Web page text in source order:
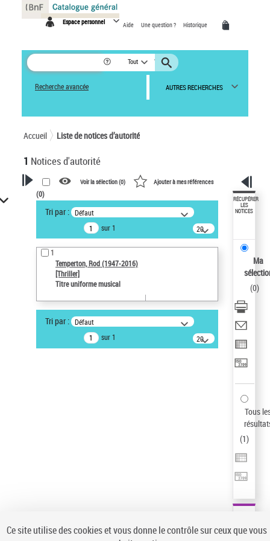
Espace personnel Aide Une question ? Historique
Tout
Recherche avancée AUTRES RECHERCHES
Accueil Liste de notices d’autorité
1 Notices d'autorité
VOTRE RECHERCHE
Recherche avancée dans les
notices d’autorité
Œuvres liées à l'auteur :
Temperton, Rod (1947-2016)
Auteur d’œuvre
Type de notice d'autorité
Voir la sélection (0) Ajouter à mes références
(0)
Tri par : Défaut
sur 1
20
résultats/page
1
Temperton, Rod (1947-2016)
[Thriller]
Titre uniforme musical
Tri par : Défaut
sur 1
20
résultats/page
RÉCUPÉRER
LES
NOTICES
Ma
(0)
Tous
(1)
Panneau de gestion des cookies
Ce site utilise des cookies et vous donne le contrôle sur ceux que vous